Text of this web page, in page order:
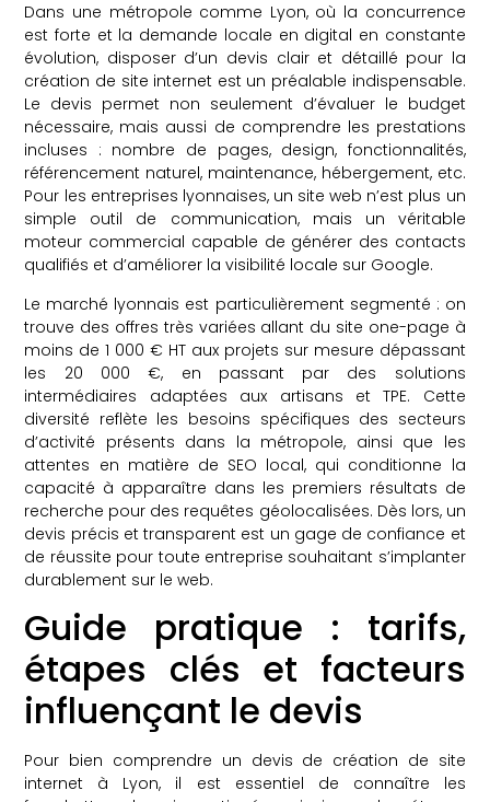
Dans une métropole comme Lyon, où la concurrence
est forte et la demande locale en digital en constante
évolution, disposer d’un devis clair et détaillé pour la
création de site internet est un préalable indispensable.
Le devis permet non seulement d’évaluer le budget
nécessaire, mais aussi de comprendre les prestations
incluses : nombre de pages, design, fonctionnalités,
référencement naturel, maintenance, hébergement, etc.
Pour les entreprises lyonnaises, un site web n’est plus un
simple outil de communication, mais un véritable
moteur commercial capable de générer des contacts
qualifiés et d’améliorer la visibilité locale sur Google.
Le marché lyonnais est particulièrement segmenté : on
trouve des offres très variées allant du site one-page à
moins de 1 000 € HT aux projets sur mesure dépassant
les 20 000 €, en passant par des solutions
intermédiaires adaptées aux artisans et TPE. Cette
diversité reflète les besoins spécifiques des secteurs
d’activité présents dans la métropole, ainsi que les
attentes en matière de SEO local, qui conditionne la
capacité à apparaître dans les premiers résultats de
recherche pour des requêtes géolocalisées. Dès lors, un
devis précis et transparent est un gage de confiance et
de réussite pour toute entreprise souhaitant s’implanter
durablement sur le web.
Guide pratique : tarifs,
étapes clés et facteurs
influençant le devis
Pour bien comprendre un devis de création de site
internet à Lyon, il est essentiel de connaître les